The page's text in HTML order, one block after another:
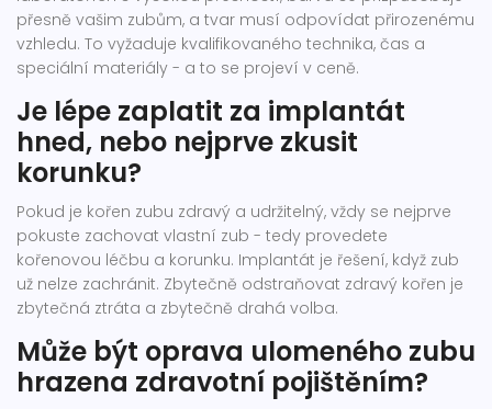
přesně vašim zubům, a tvar musí odpovídat přirozenému
vzhledu. To vyžaduje kvalifikovaného technika, čas a
speciální materiály - a to se projeví v ceně.
Je lépe zaplatit za implantát
hned, nebo nejprve zkusit
korunku?
Pokud je kořen zubu zdravý a udržitelný, vždy se nejprve
pokuste zachovat vlastní zub - tedy provedete
kořenovou léčbu a korunku. Implantát je řešení, když zub
už nelze zachránit. Zbytečně odstraňovat zdravý kořen je
zbytečná ztráta a zbytečně drahá volba.
Může být oprava ulomeného zubu
hrazena zdravotní pojištěním?